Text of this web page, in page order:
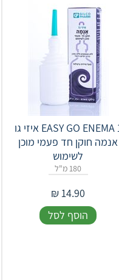
EASY GO ENEMA 1 איזי גו
אנמה חוקן חד פעמי מוכן
לשימוש
180 מ"ל
14.90
₪
הוסף לסל